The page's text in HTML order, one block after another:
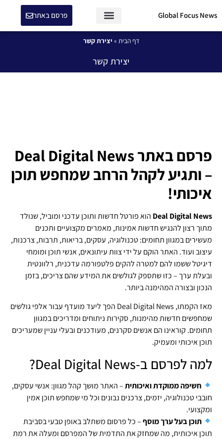
Global Focus News פרסם באתר
דף הבית » יצירת קשר
יצירת קשר
פרסם באתר Deal Digital News
– ותגיע לקהל הרחב שמחפש תוכן
איכותי!
Deal Digital News הוא פורטל חדשות ותוכן עדכני ומוביל, שנולד
מתוך רצון להנגיש חדשות אמינות, מאמרים מקצועיים ותכנים
מעשירים במגוון תחומים: טכנולוגיה, עסקים, בריאות, תרבות, צרכנות,
עיצוב ועוד. האתר הוקם על ידי צוות עיתונאים, אנשי תוכן ומומחי
דיגיטל ששמו להם למטרה להקים פלטפורמה עדכנית, רלוונטית
ובעלת ערך – כזו שתספק לגולשים את המידע שהם צריכים, בזמן
הנכון ובצורה המהימנה ביותר.
מאז הקמתו, Deal Digital News הפך ליעד מועדף עבור אלפי גולשים
שמחפשים חדשות מהימנות, סקירות ניתוחים ומדריכים במגוון
תחומים. קוראינו הם אנשים סקרנים, מעודכנים ובעלי עניין שמעריכים
תוכן איכותי ומעמיק.
למה לפרסם ב-Deal Digital News?
חשיפה ממוקדת ואיכותית– האתר מושך קהל מגוון: אנשי עסקים,
חובבי טכנולוגיה, יזמים, צרכנים נבונים וכל מי שמחפש תוכן אמין
ומקצועי.
תוכן בעל ערך מוסף– כל פרסום משתלב באופן טבעי בסביבת
תוכן איכותית, מה שמחזק את התדמית של המפרסם ומעלה את רמת